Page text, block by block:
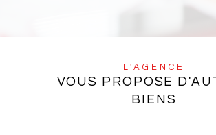
L'AGENCE
VOUS PROPOSE
BIENS